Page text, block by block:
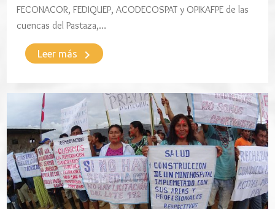
FECONACOR, FEDIQUEP, ACODECOSPAT y OPIKAFPE de las
cuencas del Pastaza,…
Leer más keyboard_arrow_right